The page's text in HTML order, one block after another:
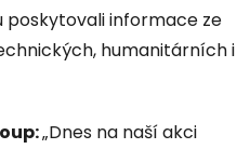
informace ze
humanitárních i
„Dnes na naší akci